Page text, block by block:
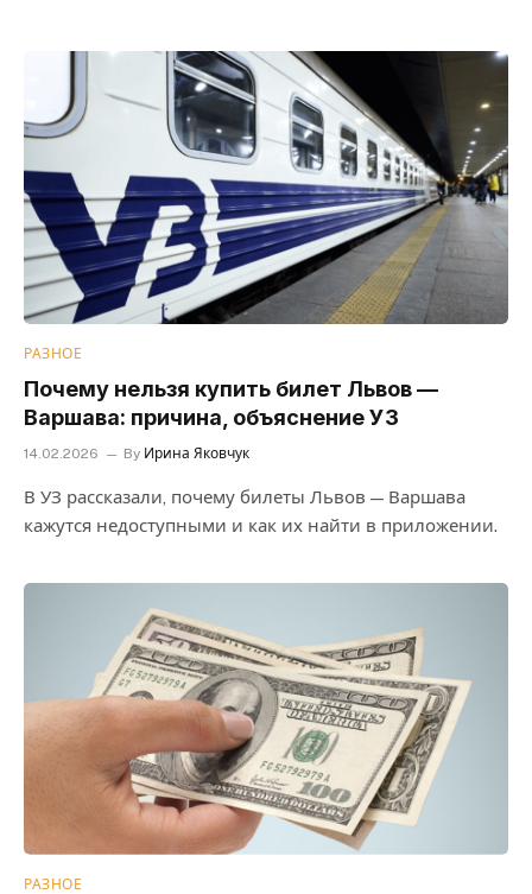
РАЗНОЕ
Почему нельзя купить билет Львов —
Варшава: причина, объяснение УЗ
14.02.2026 By Ирина Яковчук
В УЗ рассказали, почему билеты Львов — Варшава
кажутся недоступными и как их найти в приложении.
РАЗНОЕ